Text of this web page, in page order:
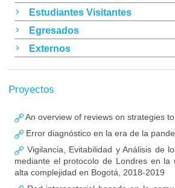
Estudiantes Visitantes
Egresados
Externos
Proyectos
An overview of reviews on strategies
Error diagnóstico en la era de la
Vigilancia, Evitabilidad y Análisis de
mediante el protocolo de Londres en
alta complejidad en Bogotá, 2018-2019